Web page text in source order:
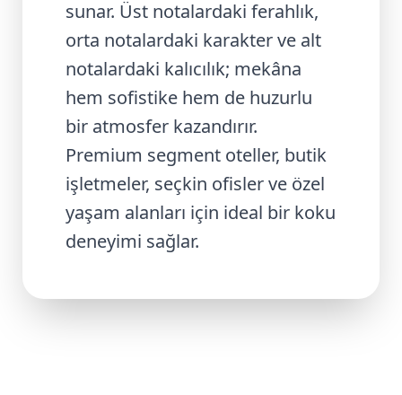
sunar. Üst notalardaki ferahlık,
orta notalardaki karakter ve alt
notalardaki kalıcılık; mekâna
hem sofistike hem de huzurlu
bir atmosfer kazandırır.
Premium segment oteller, butik
işletmeler, seçkin ofisler ve özel
yaşam alanları için ideal bir koku
deneyimi sağlar.